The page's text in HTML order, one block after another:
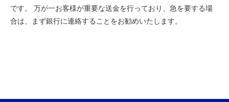
です。 万が一お客様が重要な送金を行っており、急を要する場
合は、まず銀行に連絡することをお勧めいたします。